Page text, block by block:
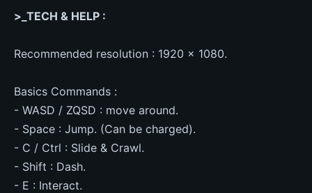
>_TECH & HELP :
Recommended resolution : 1920 x 1080.
Basics Commands :
- WASD / ZQSD : move around.
- Space : Jump. (Can be charged).
- C / Ctrl : Slide & Crawl.
- Shift : Dash.
- E : Interact.